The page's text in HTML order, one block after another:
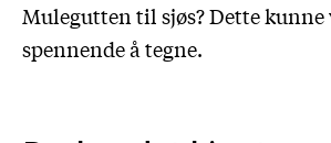
Mulegutten til sjøs? Dette
spennende å tegne.